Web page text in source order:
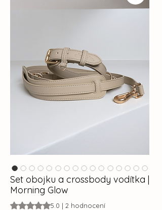
Set obojku a crossbody vodítka |
Morning Glow
Hodnocení je 5.0 z pěti hvězdiček na
5.0 | 2 hodnocení